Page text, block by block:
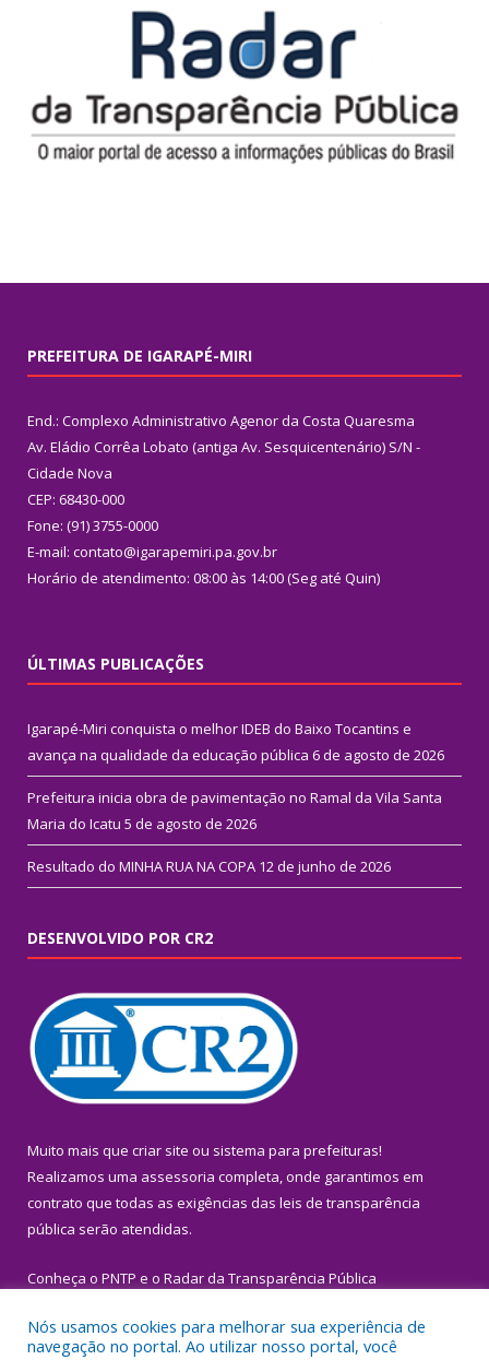
PREFEITURA DE IGARAPÉ-MIRI
End.: Complexo Administrativo Agenor da Costa Quaresma
Av. Eládio Corrêa Lobato (antiga Av. Sesquicentenário) S/N -
Cidade Nova
CEP: 68430-000
Fone: (91) 3755-0000
E-mail: contato@igarapemiri.pa.gov.br
Horário de atendimento: 08:00 às 14:00 (Seg até Quin)
ÚLTIMAS PUBLICAÇÕES
Igarapé-Miri conquista o melhor IDEB do Baixo Tocantins e
avança na qualidade da educação pública 6 de agosto de 2026
Prefeitura inicia obra de pavimentação no Ramal da Vila Santa
Maria do Icatu 5 de agosto de 2026
Resultado do MINHA RUA NA COPA 12 de junho de 2026
DESENVOLVIDO POR CR2
Muito mais que criar site ou sistema para prefeituras!
Realizamos uma assessoria completa, onde garantimos em
contrato que todas as exigências das leis de transparência
pública serão atendidas.
Conheça o PNTP e o Radar da Transparência Pública
Nós usamos cookies para melhorar sua experiência de
navegação no portal. Ao utilizar nosso portal, você